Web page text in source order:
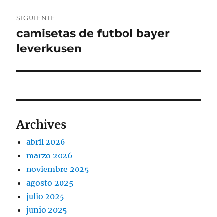
SIGUIENTE
Entrada
siguiente:
camisetas de futbol bayer
leverkusen
Archives
abril 2026
marzo 2026
noviembre 2025
agosto 2025
julio 2025
junio 2025